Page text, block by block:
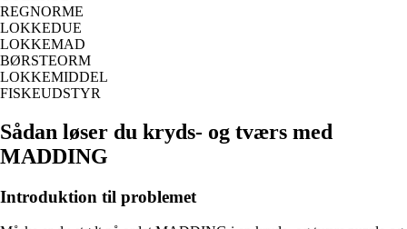
REGNORME
LOKKEDUE
LOKKEMAD
BØRSTEORM
LOKKEMIDDEL
FISKEUDSTYR
Sådan løser du kryds- og tværs med
MADDING
Introduktion til problemet